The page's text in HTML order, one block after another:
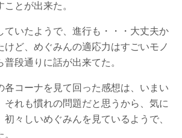
とが出来た。
ていたようで、進行も・・・大丈夫か
けど、めぐみんの適応力はすごいモノ
段通りに話が出来てた。
各コーナを見て回った感想は、いまい
それも慣れの問題だと思うから、気に
々しいめぐみんを見ているようで、